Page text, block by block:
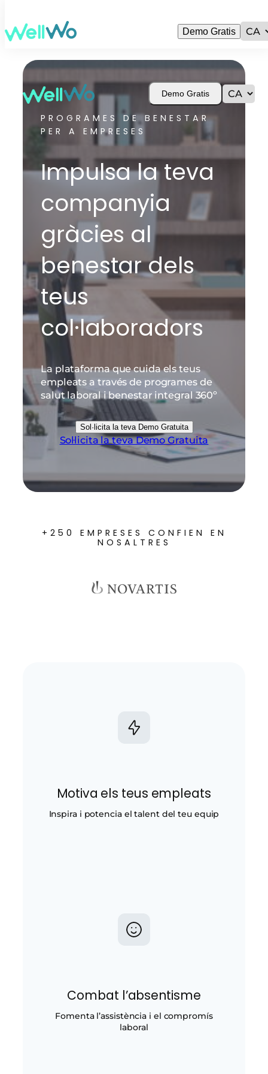
Demo Gratis
Demo Gratis
PROGRAMES DE BENESTAR
PER A EMPRESES
Impulsa la teva
companyia
gràcies al
benestar dels
teus
col·laboradors
La plataforma que cuida els teus
empleats a través de programes de
salut laboral i benestar integral 360º
Sol·licita la teva Demo Gratuita
Sol·licita la teva Demo Gratuita
+250 EMPRESES CONFIEN EN
NOSALTRES
Motiva els teus empleats
Inspira i potencia el talent del teu equip
Combat l’absentisme
Fomenta l’assistència i el compromís
laboral